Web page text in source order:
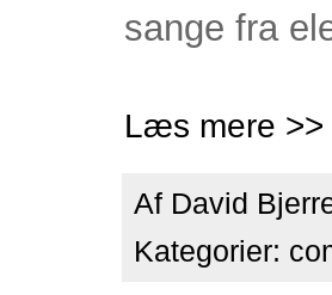
sange fra
Læs mere >>
Af David
Kategorier: